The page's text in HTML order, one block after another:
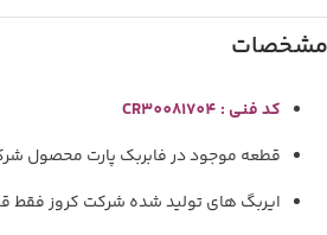
مشخصات
کد فنی : CR30081704
قطعه موجود در فابربک پارت محصول
ایربگ های تولید شده شرکت کروز فقط